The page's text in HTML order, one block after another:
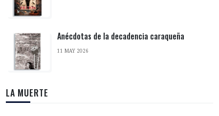
Anécdotas de la decadencia caraqueña
11 MAY 2026
LA MUERTE